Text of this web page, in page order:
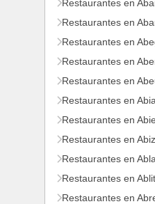
Restaurantes en
Restaurantes en
Restaurantes en
Restaurantes en
Restaurantes en
Restaurantes en
Restaurantes en
Restaurantes en
Restaurantes en Abla
Restaurantes en
Restaurantes en